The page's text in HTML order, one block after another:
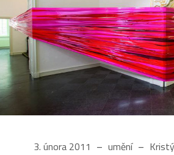
3. února 2011 umění